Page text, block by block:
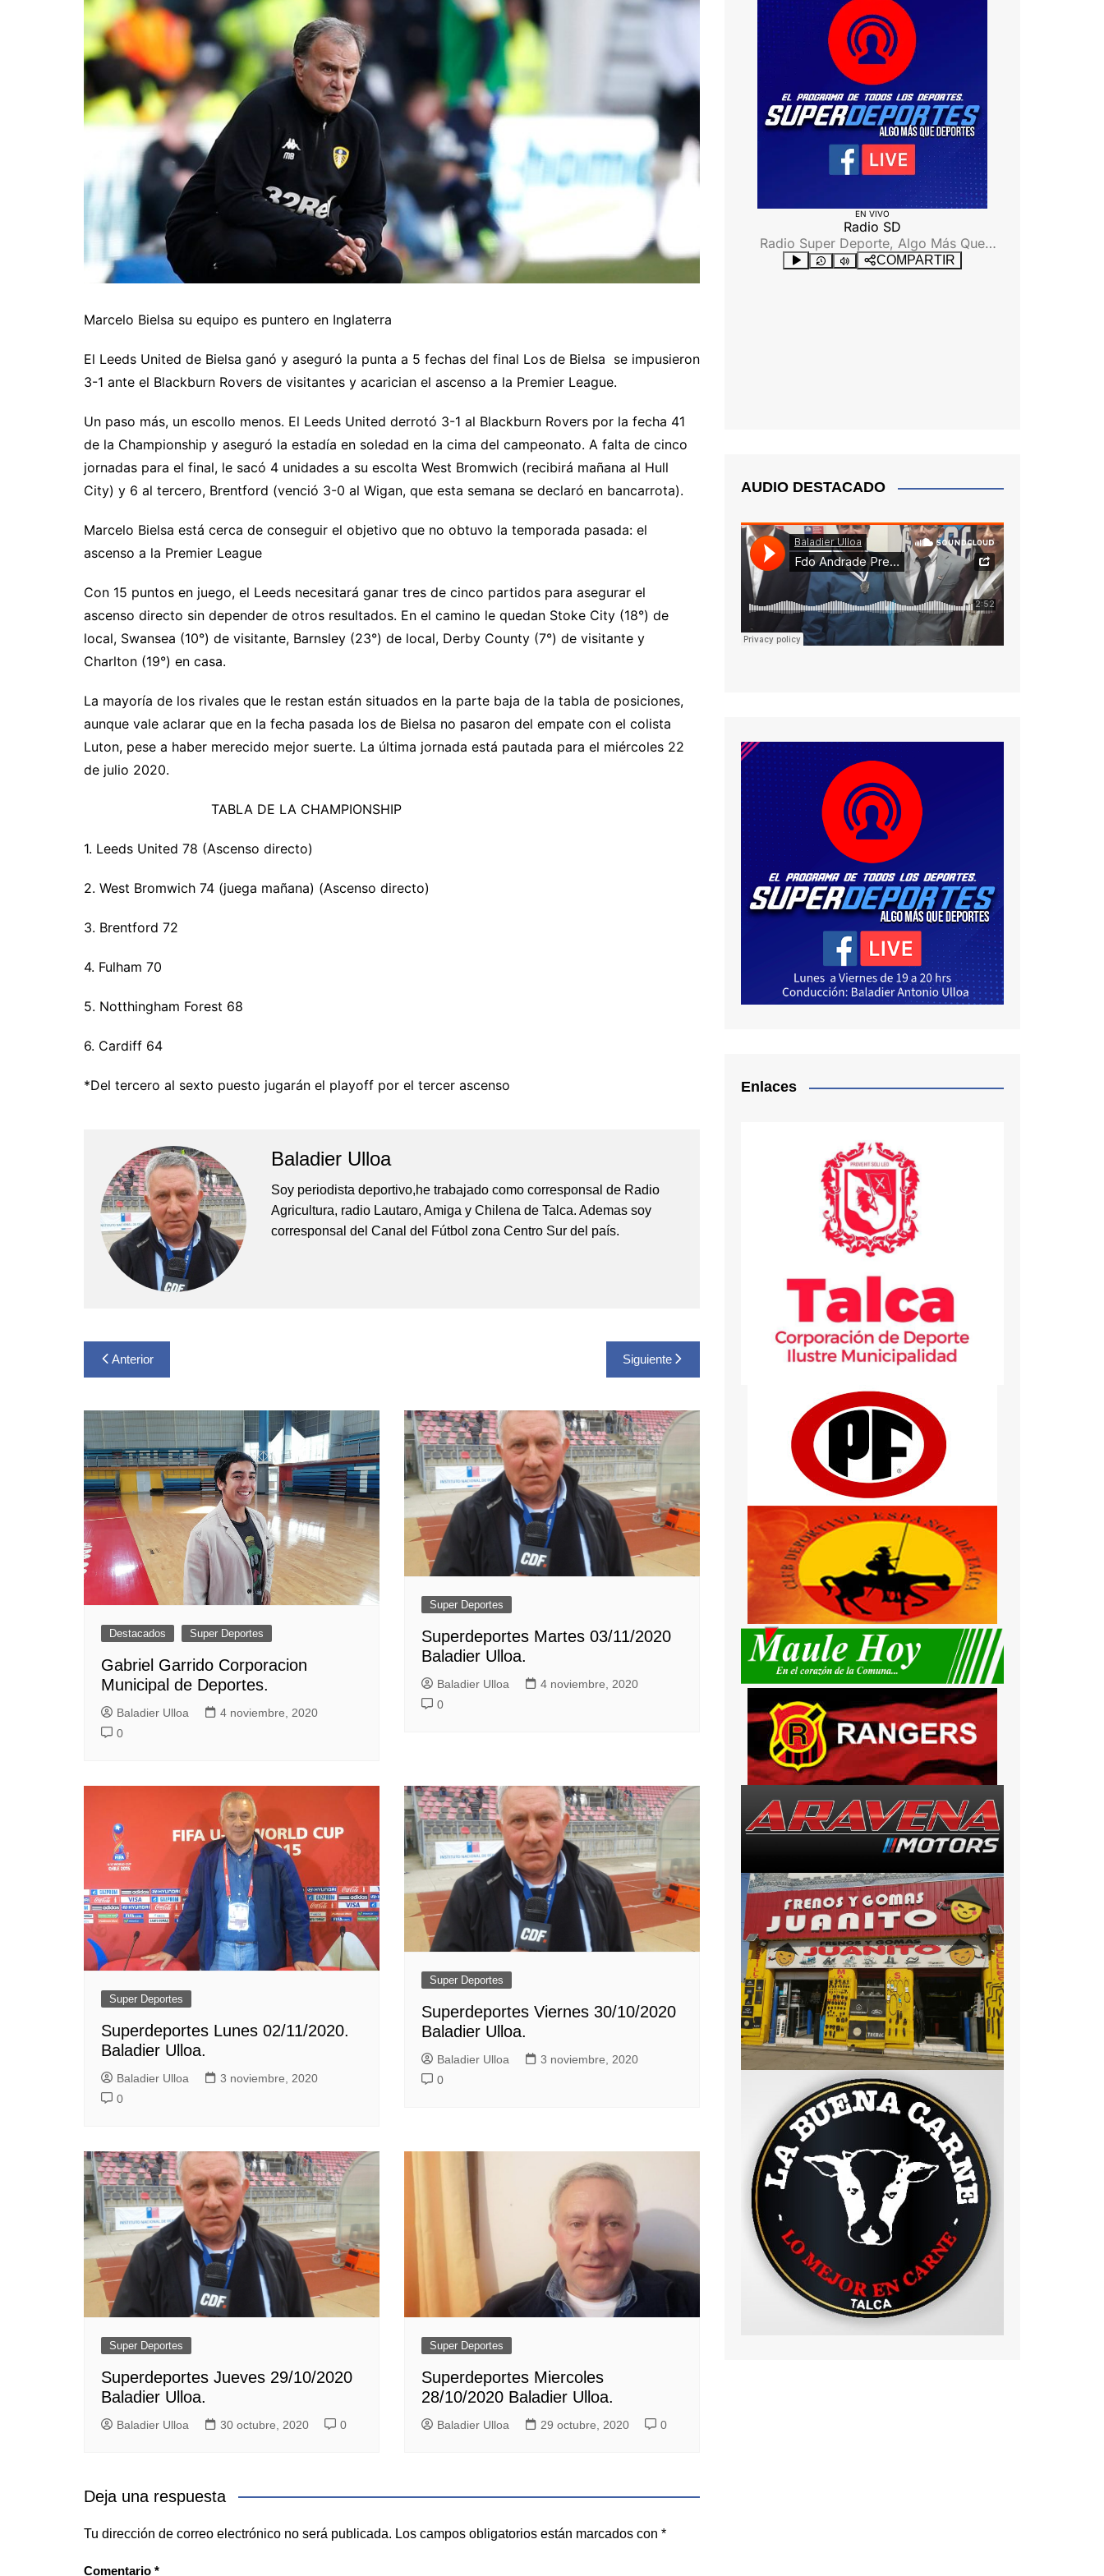
Pesca y Caza
Rodeo
Tenis
Tenis de Mesa
Marcelo Bielsa su equipo es puntero en Inglaterra
El Leeds United de Bielsa ganó y aseguró la punta a 5 fechas del final Los de Bielsa se impusieron
3-1 ante el Blackburn Rovers de visitantes y acarician el ascenso a la Premier League.
Un paso más, un escollo menos. El Leeds United derrotó 3-1 al Blackburn Rovers por la fecha 41
de la Championship y aseguró la estadía en soledad en la cima del campeonato. A falta de cinco
jornadas para el final, le sacó 4 unidades a su escolta West Bromwich (recibirá mañana al Hull
City) y 6 al tercero, Brentford (venció 3-0 al Wigan, que esta semana se declaró en bancarrota).
Marcelo Bielsa está cerca de conseguir el objetivo que no obtuvo la temporada pasada: el
ascenso a la Premier League
Con 15 puntos en juego, el Leeds necesitará ganar tres de cinco partidos para asegurar el
ascenso directo sin depender de otros resultados. En el camino le quedan Stoke City (18°) de
local, Swansea (10°) de visitante, Barnsley (23°) de local, Derby County (7°) de visitante y
Charlton (19°) en casa.
La mayoría de los rivales que le restan están situados en la parte baja de la tabla de posiciones,
aunque vale aclarar que en la fecha pasada los de Bielsa no pasaron del empate con el colista
Luton, pese a haber merecido mejor suerte. La última jornada está pautada para el miércoles 22
de julio 2020.
TABLA DE LA CHAMPIONSHIP
1. Leeds United 78 (Ascenso directo)
2. West Bromwich 74 (juega mañana) (Ascenso directo)
3. Brentford 72
4. Fulham 70
5. Notthingham Forest 68
6. Cardiff 64
*Del tercero al sexto puesto jugarán el playoff por el tercer ascenso
Baladier Ulloa
Soy periodista deportivo,he trabajado como corresponsal de Radio
Agricultura, radio Lautaro, Amiga y Chilena de Talca. Ademas soy
corresponsal del Canal del Fútbol zona Centro Sur del país.
Navegación
de
entradas
Anterior Siguiente
Destacados Super Deportes
Gabriel Garrido Corporacion
Municipal de Deportes.
Baladier Ulloa
4 noviembre, 2020
0
Super Deportes
Superdeportes Martes 03/11/2020
Baladier Ulloa.
Baladier Ulloa
4 noviembre, 2020
0
Super Deportes
Superdeportes Lunes 02/11/2020.
Baladier Ulloa.
Baladier Ulloa
3 noviembre, 2020
0
Super Deportes
Superdeportes Viernes 30/10/2020
Baladier Ulloa.
Baladier Ulloa
3 noviembre, 2020
0
Super Deportes
Superdeportes Jueves 29/10/2020
Baladier Ulloa.
Baladier Ulloa 30 octubre, 2020 0
Super Deportes
Superdeportes Miercoles
28/10/2020 Baladier Ulloa.
Baladier Ulloa 29 octubre, 2020 0
Deja una respuesta
Tu dirección de correo electrónico no será publicada. Los campos obligatorios están marcados con *
Comentario *
AUDIO DESTACADO
Enlaces